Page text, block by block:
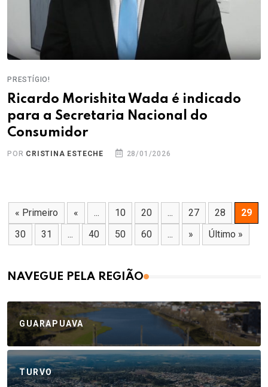
PRESTÍGIO!
Ricardo Morishita Wada é indicado
para a Secretaria Nacional do
Consumidor
POR CRISTINA ESTECHE 28/01/2026
« Primeiro « ... 10 20 ... 27 28
29
30
31 ... 40 50 60 ... » Último »
NAVEGUE PELA REGIÃO
GUARAPUAVA
TURVO